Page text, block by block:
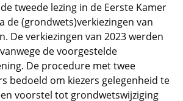
tweede lezing in de Eerste Kamer
de (grondwets)verkiezingen van
De verkiezingen van 2023 werden
de voorgestelde
De procedure met twee
bedoeld om kiezers gelegenheid te
voorstel tot grondwetswijziging